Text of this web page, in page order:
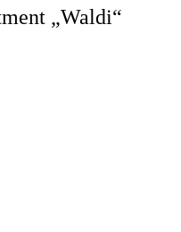
„Waldi“